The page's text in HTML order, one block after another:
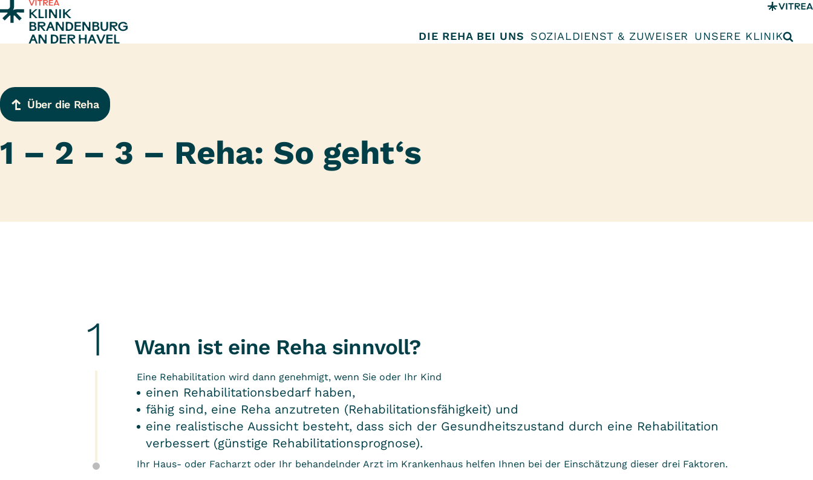
Zum Inhalt springen
DIE REHA BEI UNS SOZIALDIENST & ZUWEISER UNSERE KLINIK
Über die Reha
1 – 2 – 3 – Reha: So geht‘s
Wann ist eine Reha sinnvoll?
Eine Rehabilitation wird dann genehmigt, wenn Sie oder Ihr Kind
einen Rehabilitationsbedarf haben,
fähig sind, eine Reha anzutreten (Rehabilitationsfähigkeit) und
eine realistische Aussicht besteht, dass sich der Gesundheitszustand durch eine Rehabilitation
verbessert (günstige Rehabilitationsprognose).
Ihr Haus- oder Facharzt oder Ihr behandelnder Arzt im Krankenhaus helfen Ihnen bei der Einschätzung dieser drei Faktoren.